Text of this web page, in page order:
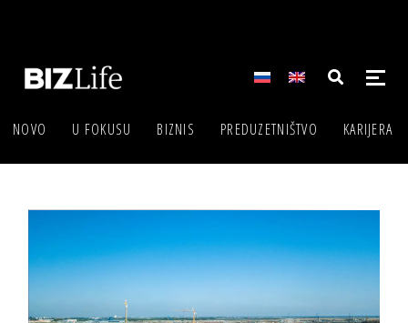
NOVO U FOKUSU BIZNIS PREDUZETNIŠTVO KARIJERA